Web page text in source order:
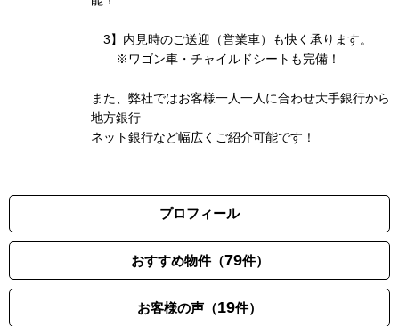
3】内見時のご送迎（営業車）も快く承ります。
※ワゴン車・チャイルドシートも完備！
また、弊社ではお客様一人一人に合わせ大手銀行から
地方銀行
ネット銀行など幅広くご紹介可能です！
プロフィール
おすすめ物件（79件）
お客様の声（19件）